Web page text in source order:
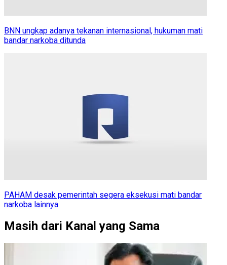
BNN ungkap adanya tekanan internasional, hukuman mati
bandar narkoba ditunda
PAHAM desak pemerintah segera eksekusi mati bandar
narkoba lainnya
Masih dari Kanal yang Sama